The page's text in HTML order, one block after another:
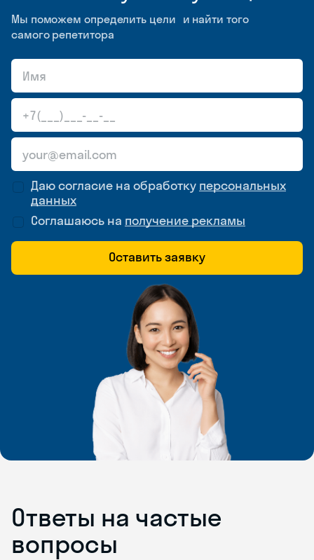
Мы поможем определить цели и найти того
самого репетитора
Даю согласие на обработку персональных
данных
Соглашаюсь на получение рекламы
Оставить заявку
Ответы на частые
вопросы